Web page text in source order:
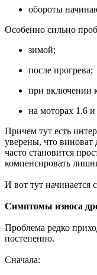
обороты
Особенно сильно
зимой;
после прогрева;
при включении
на моторах 1.6
Причем тут есть
уверены, что виноват
часто становится
компенсировать
И вот тут начинается
Симптомы износа
Проблема редко
постепенно.
Сначала: